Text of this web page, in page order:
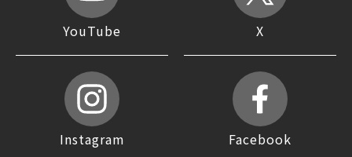
YouTube X
Instagram Facebook